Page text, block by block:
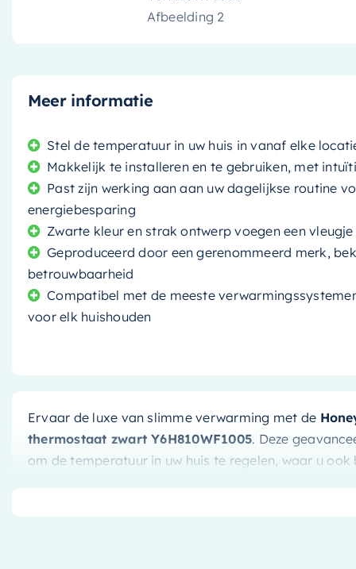
Meer informatie
Stel de temperatuur in uw huis in vanaf elke
Makkelijk te installeren en te gebruiken, met
Past zijn werking aan aan uw dagelijkse routine
energiebesparing
Zwarte kleur en strak ontwerp voegen een
Geproduceerd door een gerenommeerd merk,
betrouwbaarheid
Compatibel met de meeste
voor elk huishouden
Ervaar de luxe van slimme verwarming met de
thermostaat zwart Y6H810WF1005. Deze
om de temperatuur in uw huis te regelen, waar u